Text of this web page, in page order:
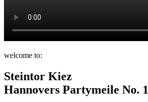
welcome to:
Steintor Kiez
Hannovers Partymeile No. 1